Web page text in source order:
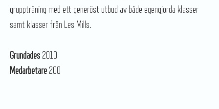
gruppträning med ett generöst utbud av både egengjorda klasser
samt klasser från Les Mills.
Grundades 2010
Medarbetare 200